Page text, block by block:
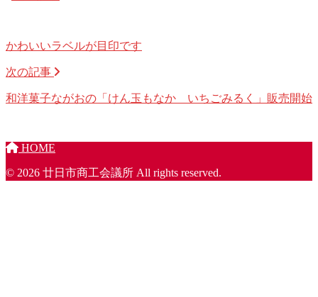
かわいいラベルが目印です
次の記事
和洋菓子ながおの「けん玉もなか いちごみるく」販売開始
HOME
© 2026 廿日市商工会議所 All rights reserved.